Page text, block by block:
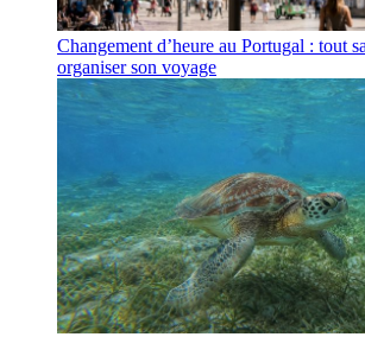
Changement d’heure au Portugal : tout
organiser son voyage